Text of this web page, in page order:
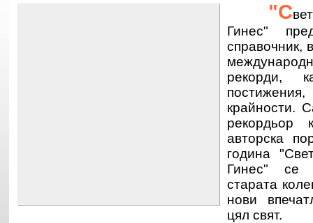
"С
Гинес"
справочник,
рекорди,
крайности.
рекордьор
авторска
година
Гинес" се
старата
нови
цял свят.